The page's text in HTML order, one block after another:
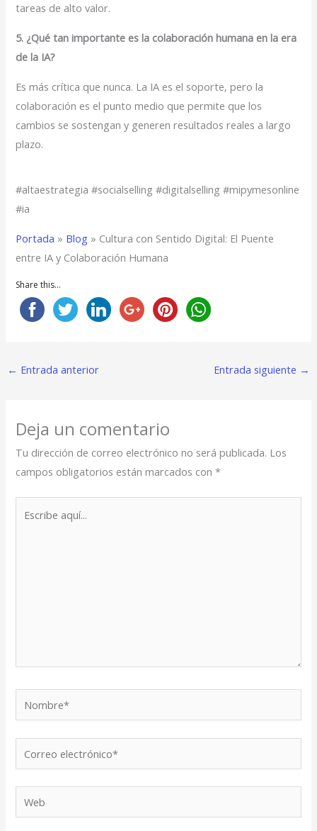
tareas de alto valor.
5. ¿Qué tan importante es la colaboración humana en la era
de la IA?
Es más crítica que nunca. La IA es el soporte, pero la
colaboración es el punto medio que permite que los
cambios se sostengan y generen resultados reales a largo
plazo.
#altaestrategia #socialselling #digitalselling #mipymesonline
#ia
Portada » Blog » Cultura con Sentido Digital: El Puente
entre IA y Colaboración Humana
Share this...
← Entrada anterior Entrada siguiente →
Deja un comentario
Tu dirección de correo electrónico no será publicada. Los
campos obligatorios están marcados con*
Nombre*
electrónico*